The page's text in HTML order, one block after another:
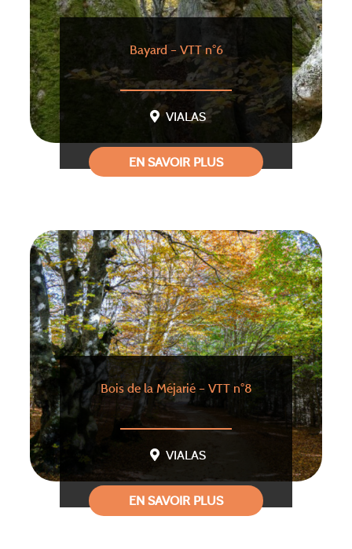
Bayard – VTT n°6
VIALAS
EN SAVOIR PLUS
Bois de la Méjarié – VTT n°8
VIALAS
EN SAVOIR PLUS